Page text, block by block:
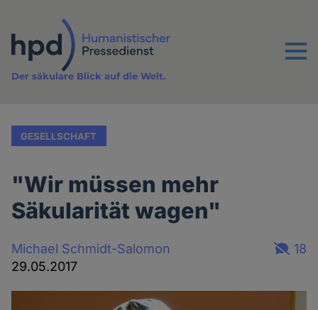
Inhalt
Menu
Der säkulare Blick auf die Welt.
GESELLSCHAFT
"Wir müssen mehr
Säkularität wagen"
Michael Schmidt-Salomon
29.05.2017
18